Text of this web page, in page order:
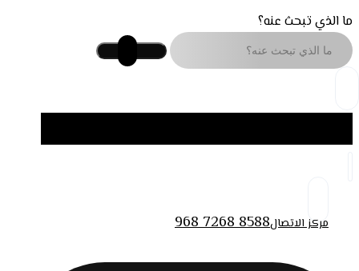
ما الذي تبحث عنه؟
مركز الاتصال968 7268 8588